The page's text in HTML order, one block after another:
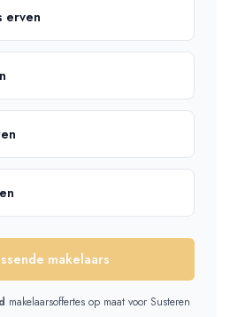
erven
makelaars
makelaarsoffertes op maatvoor Susteren